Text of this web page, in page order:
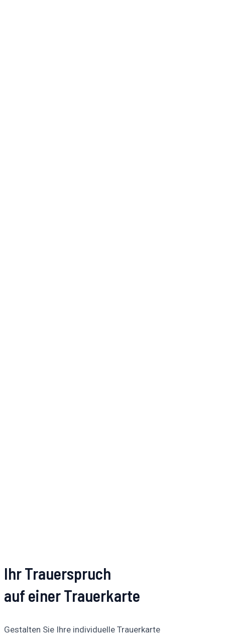
Ihr Trauerspruch
auf einer Trauerkarte
Gestalten Sie Ihre individuelle Trauerkarte